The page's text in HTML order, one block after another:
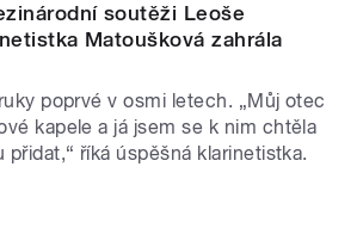
soutěži Leoše
Matoušková zahrála
poprvé v osmi letech. „Můj otec
kapele a já jsem se k nim chtěla
říká úspěšná klarinetistka.